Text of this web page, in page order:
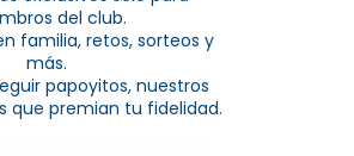
del club.
familia, retos, sorteos y
más.
papoyitos, nuestros
que premian tu fidelidad.